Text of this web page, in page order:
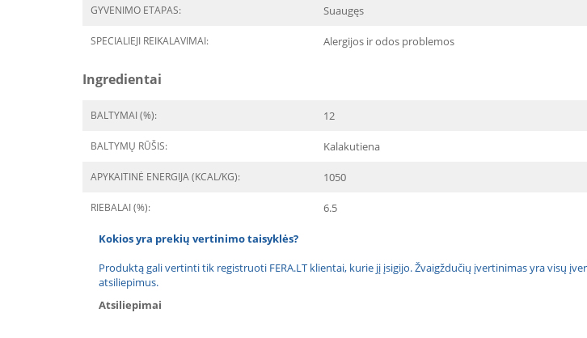
GYVENIMO ETAPAS: Suaugęs
SPECIALIEJI REIKALAVIMAI: Alergijos ir odos problemos
Ingredientai
BALTYMAI (%): 12
BALTYMŲ RŪŠIS: Kalakutiena
APYKAITINĖ ENERGIJA (KCAL/KG): 1050
RIEBALAI (%): 6.5
Kokios yra prekių vertinimo taisyklės?
Produktą gali vertinti tik registruoti FERA.LT klientai, kurie jį įsigijo. Žvaigždučių įvertinimas yra visų
atsiliepimus.
Atsiliepimai